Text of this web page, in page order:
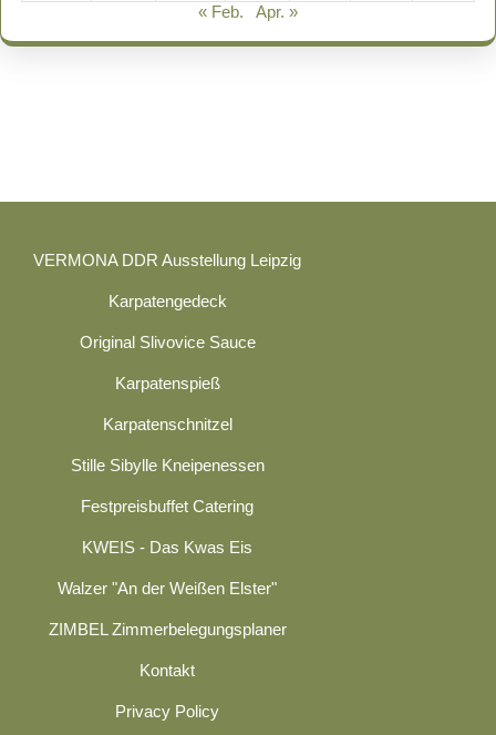
« Feb.
Apr. »
VERMONA DDR Ausstellung Leipzig
Karpatengedeck
Original Slivovice Sauce
Karpatenspieß
Karpatenschnitzel
Stille Sibylle Kneipenessen
Festpreisbuffet Catering
KWEIS - Das Kwas Eis
Walzer "An der Weißen Elster"
ZIMBEL Zimmerbelegungsplaner
Kontakt
Privacy Policy